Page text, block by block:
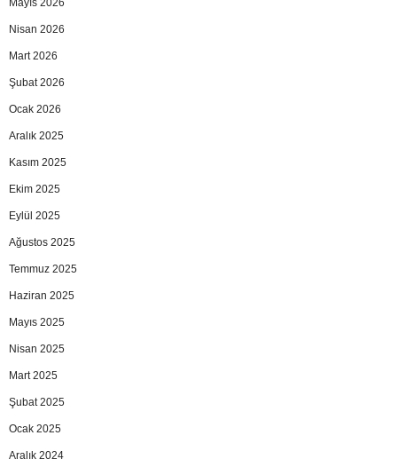
Mayıs 2026
Nisan 2026
Mart 2026
Şubat 2026
Ocak 2026
Aralık 2025
Kasım 2025
Ekim 2025
Eylül 2025
Ağustos 2025
Temmuz 2025
Haziran 2025
Mayıs 2025
Nisan 2025
Mart 2025
Şubat 2025
Ocak 2025
Aralık 2024